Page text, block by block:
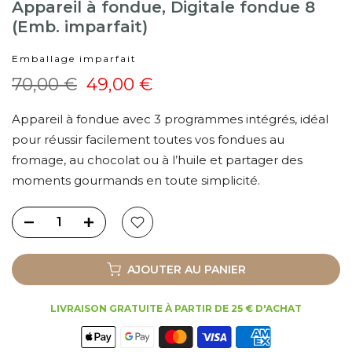
Appareil à fondue, Digitale fondue 8
(Emb. imparfait)
Emballage imparfait
70,00 € 49,00 €
Appareil à fondue avec 3 programmes intégrés, idéal
pour réussir facilement toutes vos fondues au
fromage, au chocolat ou à l’huile et partager des
moments gourmands en toute simplicité.
AJOUTER AU PANIER
LIVRAISON GRATUITE À PARTIR DE 25 € D'ACHAT